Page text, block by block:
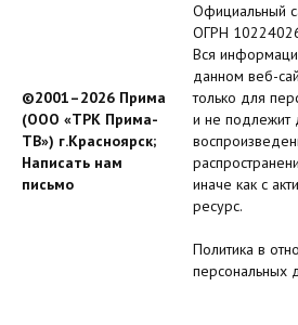
©2001–2026 Прима
(ООО «ТРК Прима-
ТВ») г.Красноярск;
Написать нам
письмо
Официальный
ОГРН
Вся
данном веб-
только для
и не подлежит
иначе как с
ресурс.
Политика в
персональных